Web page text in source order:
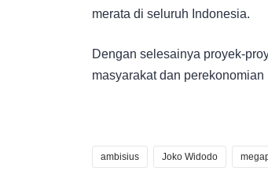
merata di seluruh Indonesia.
Dengan selesainya proyek-
masyarakat dan perekonomian
ambisius Joko Widodo